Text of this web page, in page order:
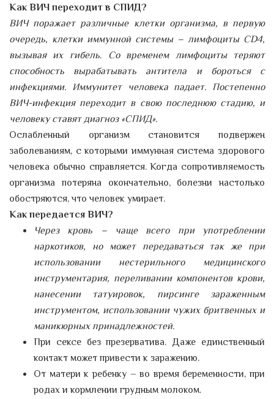
Как ВИЧ переходит в СПИД?
ВИЧ поражает различные клетки организма, в первую
очередь, клетки иммунной системы – лимфоциты CD4,
вызывая их гибель. Со временем лимфоциты теряют
способность вырабатывать антитела и бороться с
инфекциями. Иммунитет человека падает. Постепенно
ВИЧ-инфекция переходит в свою последнюю стадию, и
человеку ставят диагноз «СПИД».
Ослабленный организм становится подвержен
заболеваниям, с которыми иммунная система здорового
человека обычно справляется. Когда сопротивляемость
организма потеряна окончательно, болезни настолько
обостряются, что человек умирает.
Как передается ВИЧ?
Через кровь – чаще всего при употреблении
наркотиков, но может передаваться так же при
использовании нестерильного медицинского
инструментария, переливании компонентов крови,
нанесении татуировок, пирсинге зараженным
инструментом, использовании чужих бритвенных и
маникюрных принадлежностей.
При сексе без презерватива. Даже единственный
контакт может привести к заражению.
От матери к ребенку – во время беременности, при
родах и кормлении грудным молоком.